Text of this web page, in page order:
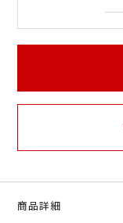
商品詳細